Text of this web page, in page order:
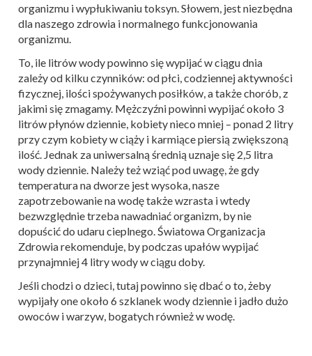
organizmu i wypłukiwaniu toksyn. Słowem, jest niezbędna
dla naszego zdrowia i normalnego funkcjonowania
organizmu.
To, ile litrów wody powinno się wypijać w ciągu dnia
zależy od kilku czynników: od płci, codziennej aktywności
fizycznej, ilości spożywanych posiłków, a także chorób, z
jakimi się zmagamy. Mężczyźni powinni wypijać około 3
litrów płynów dziennie, kobiety nieco mniej – ponad 2 litry
przy czym kobiety w ciąży i karmiące piersią zwiększoną
ilość. Jednak za uniwersalną średnią uznaje się 2,5 litra
wody dziennie. Należy też wziąć pod uwagę, że gdy
temperatura na dworze jest wysoka, nasze
zapotrzebowanie na wodę także wzrasta i wtedy
bezwzględnie trzeba nawadniać organizm, by nie
dopuścić do udaru cieplnego. Światowa Organizacja
Zdrowia rekomenduje, by podczas upałów wypijać
przynajmniej 4 litry wody w ciągu doby.
Jeśli chodzi o dzieci, tutaj powinno się dbać o to, żeby
wypijały one około 6 szklanek wody dziennie i jadło dużo
owoców i warzyw, bogatych również w wodę.